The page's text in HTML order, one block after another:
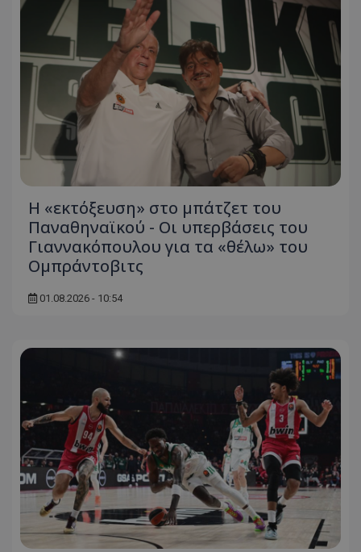
Η «εκτόξευση» στο μπάτζετ του
Παναθηναϊκού - Οι υπερβάσεις του
Γιαννακόπουλου για τα «θέλω» του
Ομπράντοβιτς
01.08.2026 - 10:54